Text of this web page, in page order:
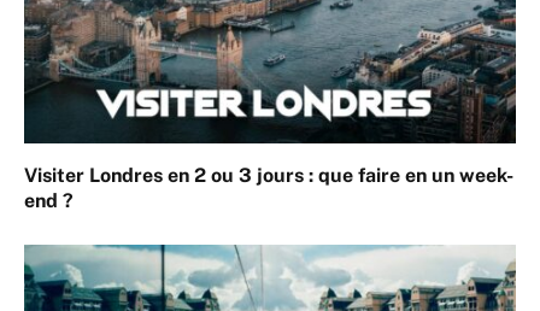
Visiter Londres en 2 ou 3 jours : que faire en un week-
end ?